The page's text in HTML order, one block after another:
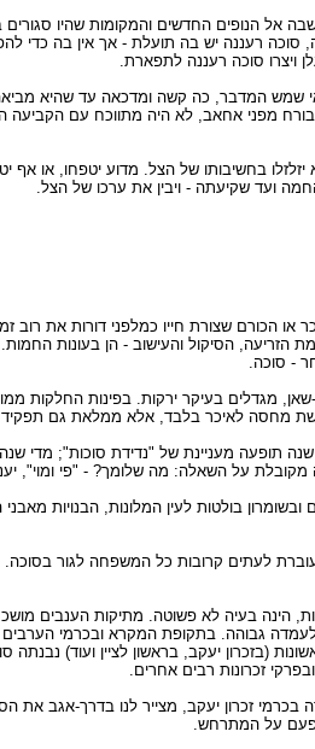
אל הנופים החדשים והמקומות שהיו
רעננה יש בה תועלת - אך אין בה כדי
ויצרו סוכה רעננה לתפארת.
שמש המדבר, כה קשה ומדכאה עד שהיא
מפני אחאב, לא היה מתווכח עם הקביעה
יזלזלו בחשיבותו של הצל. מדוע יטפחו, או
ועד שקיעתה - ויבין את ערכו של הצל.
או הכורם שצורת חייו כמלפני דורות את
הזריעה, הסיקול והעישוב - הן בעונות
- סוכה.
מגדלים בעיקר ירקות. בפינות החלקות
מחסה לאיכר בלבד, אלא ממלאת גם תפקיד
תופעה מעניינת של "נדידת סוכות"; מדי
על השאלה: מה שלומך? - "פי ומוי",
בולטות לעין המלונות, הבנויות
לעתים קרובות כל המשפחה לגור
הינה בעיה לא פשוטה. מתיקות הענבים
גבוהה. בתקופת המקרא ובכרמי
(בזכרון יעקב, בראשון לציין ועוד)
זכרונות רבים אחרים.
זכרון יעקב, מצייר לנו בדרך-אגב את
פעם על המתרחש.